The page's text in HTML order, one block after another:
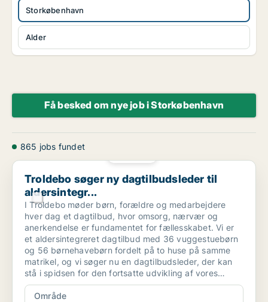
Storkøbenhavn
Alder
Få besked om nye job i Storkøbenhavn
865 jobs fundet
Troldebo søger ny dagtilbudsleder til aldersintegr...
Troldebo søger ny dagtilbudsleder til
aldersintegr...
I Troldebo møder børn, forældre og medarbejdere
hver dag et dagtilbud, hvor omsorg, nærvær og
anerkendelse er fundamentet for fællesskabet. Vi er
et aldersintegreret dagtilbud med 36 vuggestuebørn
og 56 børnehavebørn fordelt på to huse på samme
matrikel, og vi søger nu en dagtilbudsleder, der kan
stå i spidsen for den fortsatte udvikling af vores
dagtilbud.
Område